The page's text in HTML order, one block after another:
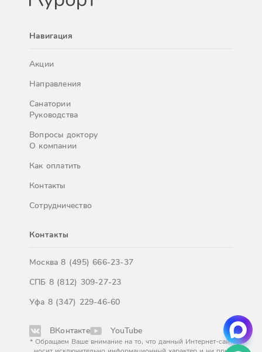
Навигация
Акции
Направления
Санатории
Руководства
Вопросы доктору
О компании
Как оплатить
Контакты
Сотрудничество
Контакты
Москва8 (495) 666-23-37
СПБ 8 (812) 309-27-23
Уфа 8 (347) 229-46-60
ВКонтакте YouTube
* Обращаем Ваше внимание на то, что данный Интернет-сайт